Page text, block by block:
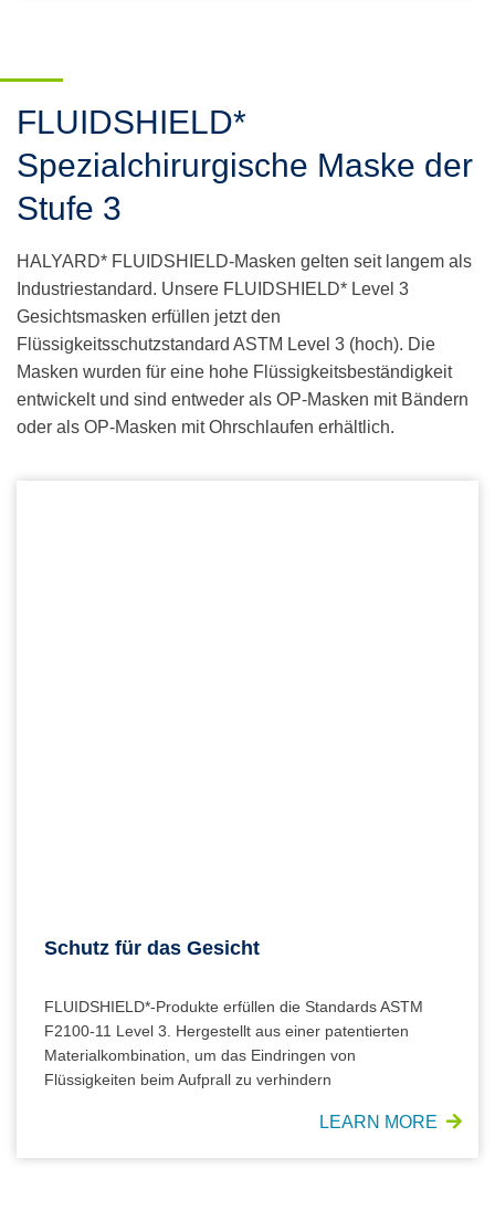
FLUIDSHIELD*
Spezialchirurgische Maske der
Stufe 3
HALYARD* FLUIDSHIELD-Masken gelten seit langem als
Industriestandard. Unsere FLUIDSHIELD* Level 3
Gesichtsmasken erfüllen jetzt den
Flüssigkeitsschutzstandard ASTM Level 3 (hoch). Die
Masken wurden für eine hohe Flüssigkeitsbeständigkeit
entwickelt und sind entweder als OP-Masken mit Bändern
oder als OP-Masken mit Ohrschlaufen erhältlich.
Schutz für das Gesicht
FLUIDSHIELD*-Produkte erfüllen die Standards ASTM
F2100-11 Level 3. Hergestellt aus einer patentierten
Materialkombination, um das Eindringen von
Flüssigkeiten beim Aufprall zu verhindern
LEARN MORE